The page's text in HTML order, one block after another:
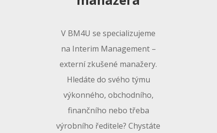
V BM4U se specializujeme
na Interim Management –
externí zkušené manažery.
Hledáte do svého týmu
výkonného, obchodního,
finančního nebo třeba
výrobního ředitele? Chystáte